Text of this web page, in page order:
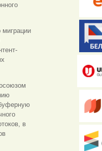
миграции
в